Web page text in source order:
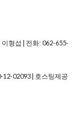
형섭 | 전화: 062-655-
12-02093 | 호스팅제공